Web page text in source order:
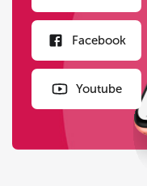
Facebook
Youtube